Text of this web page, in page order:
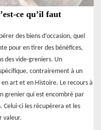
ce qu’il faut
des biens d’occasion, quel
pour en tirer des bénéfices,
des vide-greniers. Un
contrairement à un
art et en Histoire. Le recours à
grenier qui est encombré par
Celui-ci les récupérera et les
valeur.